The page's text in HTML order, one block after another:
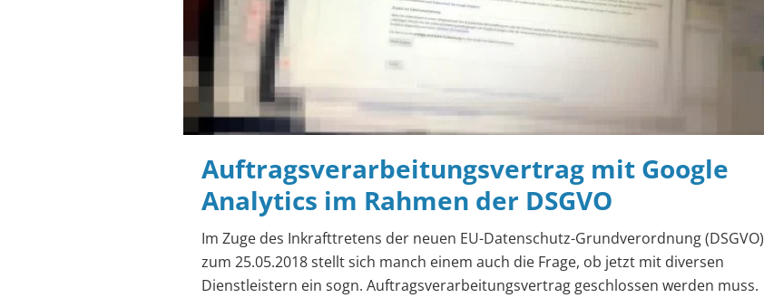
Auftragsverarbeitungsvertrag mit Google
Analytics im Rahmen der DSGVO
Im Zuge des Inkrafttretens der neuen EU-Datenschutz-Grundverordnung (DSGVO)
zum 25.05.2018 stellt sich manch einem auch die Frage, ob jetzt mit diversen
Dienstleistern ein sogn. Auftragsverarbeitungsvertrag geschlossen werden muss.